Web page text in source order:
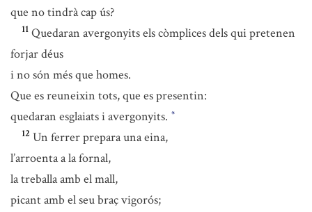
que no tindrà cap ús?
11 Quedaran avergonyits els còmplices dels qui pretenen
forjar déus
i no són més que homes.
Que es reuneixin tots, que es presentin:
quedaran esglaiats i avergonyits. *
12 Un ferrer prepara una eina,
l’arroenta a la fornal,
la treballa amb el mall,
picant amb el seu braç vigorós;